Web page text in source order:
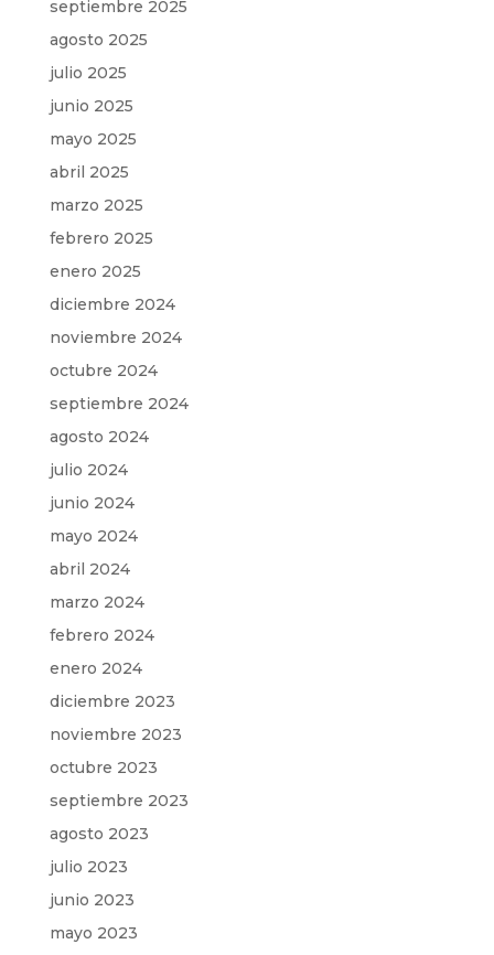
septiembre 2025
agosto 2025
julio 2025
junio 2025
mayo 2025
abril 2025
marzo 2025
febrero 2025
enero 2025
diciembre 2024
noviembre 2024
octubre 2024
septiembre 2024
agosto 2024
julio 2024
junio 2024
mayo 2024
abril 2024
marzo 2024
febrero 2024
enero 2024
diciembre 2023
noviembre 2023
octubre 2023
septiembre 2023
agosto 2023
julio 2023
junio 2023
mayo 2023